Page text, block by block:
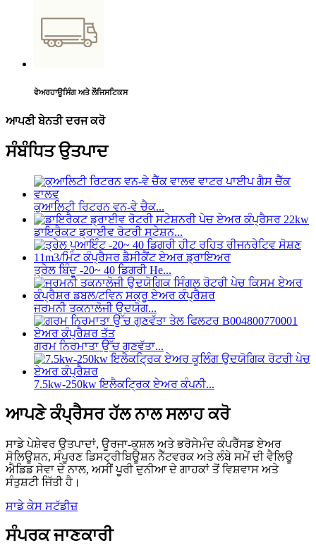
ਵੇਅਰਹਾਊਸਿੰਗ ਅਤੇ ਲੌਜਿਸਟਿਕਸ
ਆਪਣੀ ਬੇਨਤੀ ਦਰਜ ਕਰੋ
ਸੰਬੰਧਿਤ ਉਤਪਾਦ
ਕੁਆਲਿਟੀ ਰਿਟਰਨ ਵਨ-ਵੇ ਚੈਕ...
ਡਾਇਰੈਕਟ ਡ੍ਰਾਈਵ ਰੋਟਰੀ ਸਟੇਸ਼ਨ...
ਤ੍ਰੇਲ ਬਿੰਦੂ -20~ 40 ਡਿਗਰੀ He...
ਜਰਮਨੀ ਤਕਨਾਲੋਜੀ ਉਦਯੋਗ...
ਗਰਮ ਨਿਰਮਾਤਾ ਉੱਚ ਗੁਣਵੱਤਾ...
7.5kw-250kw ਇਲੈਕਟ੍ਰਿਕ ਏਅਰ ਕੰਪਨੀ...
ਆਪਣੇ ਕੰਪ੍ਰੈਸਰ ਹੱਲ ਨਾਲ ਸਲਾਹ ਕਰੋ
ਸਾਡੇ ਪੇਸ਼ੇਵਰ ਉਤਪਾਦਾਂ, ਊਰਜਾ-ਕੁਸ਼ਲ ਅਤੇ ਭਰੋਸੇਮੰਦ ਕੰਪਰੈੱਸਡ ਏਅਰ
ਸੋਲਿਊਸ਼ਨ, ਸੰਪੂਰਣ ਡਿਸਟ੍ਰੀਬਿਊਸ਼ਨ ਨੈੱਟਵਰਕ ਅਤੇ ਲੰਬੇ ਸਮੇਂ ਦੀ ਵੈਲਿਊ
ਐਡਿਡ ਸੇਵਾ ਦੇ ਨਾਲ, ਅਸੀਂ ਪੂਰੀ ਦੁਨੀਆ ਦੇ ਗਾਹਕਾਂ ਤੋਂ ਵਿਸ਼ਵਾਸ ਅਤੇ
ਸੰਤੁਸ਼ਟੀ ਜਿੱਤੀ ਹੈ।
ਸਾਡੇ ਕੇਸ ਸਟੱਡੀਜ਼
ਸੰਪਰਕ ਜਾਣਕਾਰੀ